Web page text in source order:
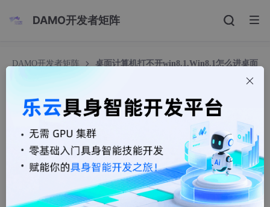
DAMO开发者矩阵
DAMO开发者矩阵
桌面计算机打不开win8.1,Win8.1怎么进桌面
桌面计算机打不开win8.1,Win8.1怎么进桌面 2种W
in8.1开机直接进桌面方法
罗衣叠雪
新安装或者升级到Windows 8.1系统的朋友会发现，Win8.1开机后
直接进入的是开始屏幕模式，而不是像Win7那样的传统PC桌面。